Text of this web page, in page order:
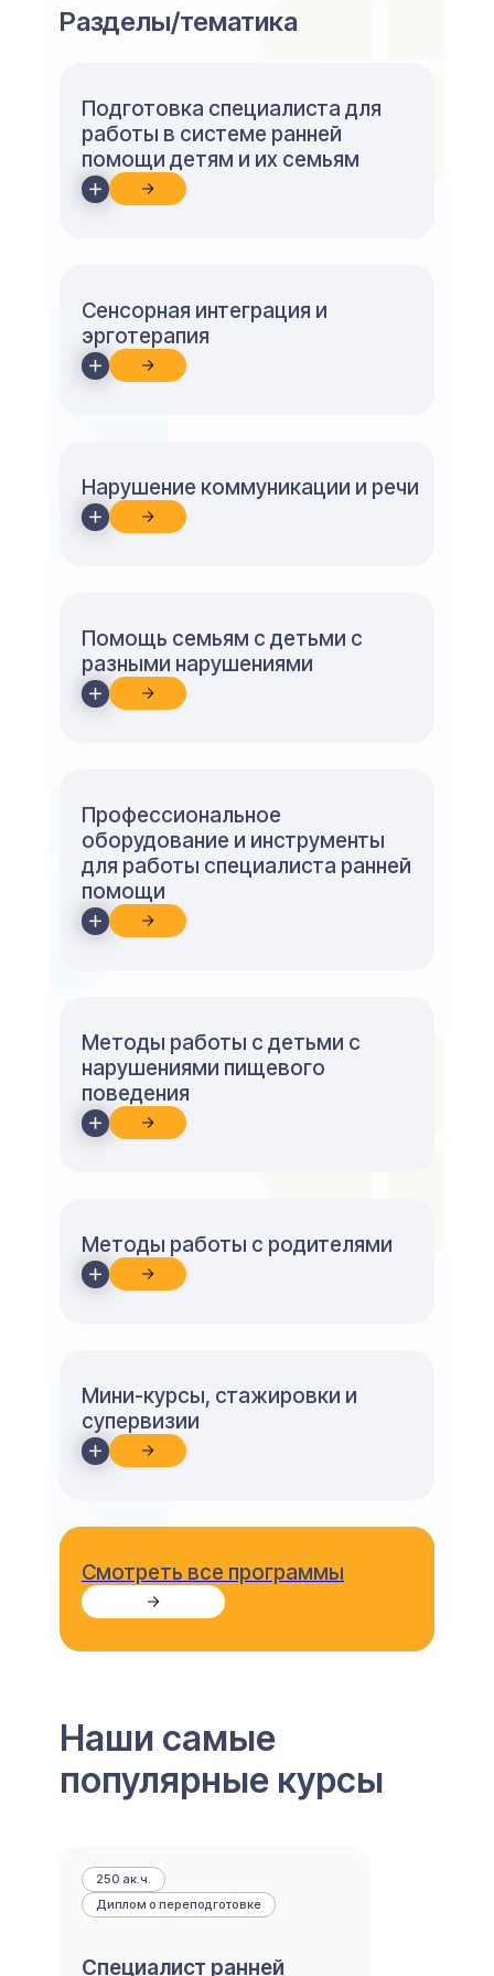
Разделы/тематика
Смотреть все программы
Смотреть все программы
Профессиональное
оборудование и инструменты
для работы специалиста ранней
помощи
Методы работы с детьми с
нарушениями пищевого
поведения
Методы работы с родителями
Мини-курсы, стажировки и
супервизии
Подготовка специалиста для
работы в системе ранней
помощи детям и их семьям
Сенсорная интеграция и
эрготерапия
Нарушение коммуникации и речи
Помощь семьям с детьми с
разными нарушениями
Наши самые
популярные курсы
Специалист ранней
250 ак.ч.
Диплом о переподготовке